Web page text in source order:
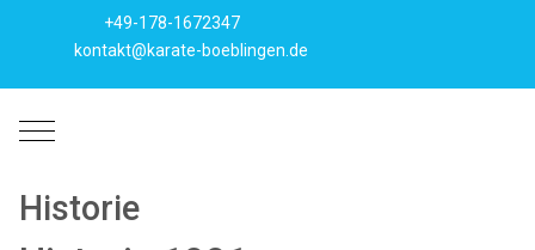
+49-178-1672347
kontakt@karate-boeblingen.de
Mobile Menu Toggle
Historie